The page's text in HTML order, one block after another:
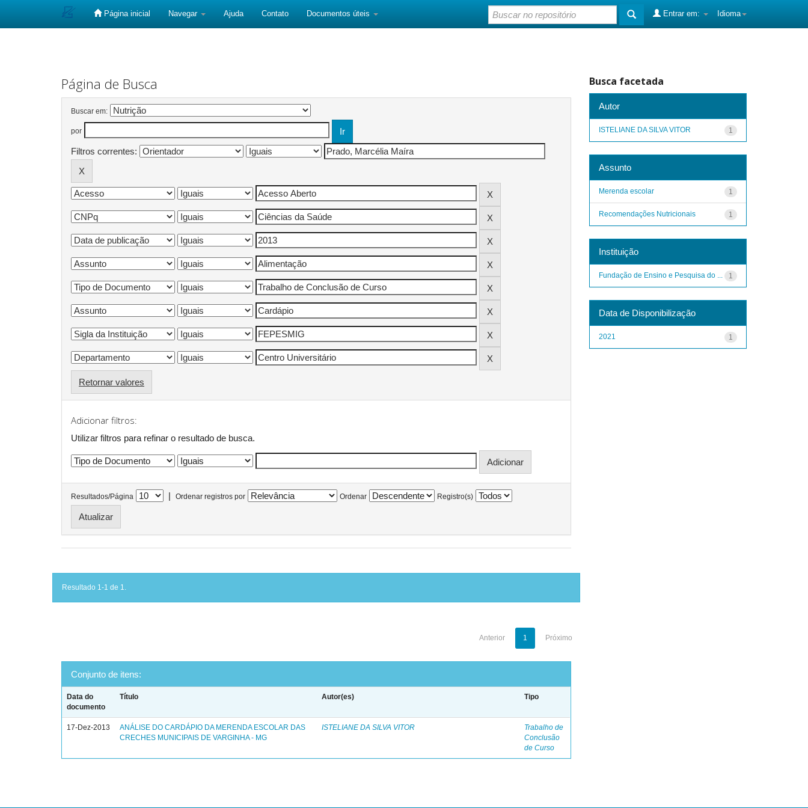
Página inicial Navegar Ajuda Contato Documentos úteis Idioma
Entrar em:
Página de Busca
Buscar em:
por
Filtros correntes:
Retornar valores
Adicionar filtros:
Utilizar filtros para refinar o resultado de busca.
Resultados/Página | Ordenar registros por Ordenar Registro(s)
Resultado 1-1 de 1.
Anterior 1 Próximo
Conjunto de itens:
Data do
documento
Título Autor(es) Tipo
17-Dez-2013
ANÁLISE DO CARDÁPIO DA MERENDA ESCOLAR DAS
CRECHES MUNICIPAIS DE VARGINHA - MG
ISTELIANE DA SILVA VITOR
Trabalho de
Conclusão
de Curso
Busca facetada
Autor
1
ISTELIANE DA SILVA VITOR
Assunto
1
Merenda escolar
1
Recomendações Nutricionais
Instituição
1
Fundação de Ensino e Pesquisa do ...
Data de Disponibilização
1
2021